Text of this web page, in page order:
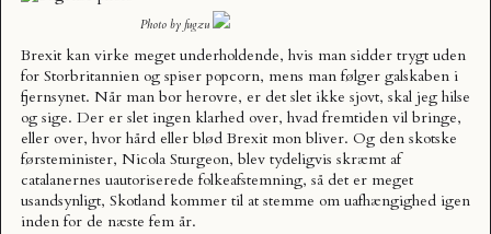
Photo by fugzu
Brexit kan virke meget underholdende, hvis man sidder trygt uden
for Storbritannien og spiser popcorn, mens man følger galskaben i
fjernsynet. Når man bor herovre, er det slet ikke sjovt, skal jeg hilse
og sige. Der er slet ingen klarhed over, hvad fremtiden vil bringe,
eller over, hvor hård eller blød Brexit mon bliver. Og den skotske
førsteminister, Nicola Sturgeon, blev tydeligvis skræmt af
catalanernes uautoriserede folkeafstemning, så det er meget
usandsynligt, Skotland kommer til at stemme om uafhængighed igen
inden for de næste fem år.